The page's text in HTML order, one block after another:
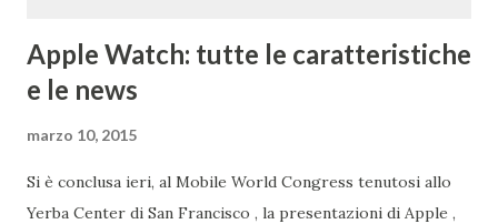
Apple Watch: tutte le caratteristiche
e le news
marzo 10, 2015
Si è conclusa ieri, al Mobile World Congress tenutosi allo
Yerba Center di San Francisco , la presentazioni di Apple ,